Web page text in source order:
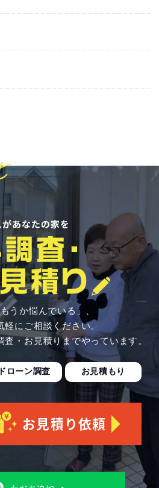
うか悩んでいる」、
軽にご相談ください。
・お見積りまでやっています。
ドローン調査 お見積もり